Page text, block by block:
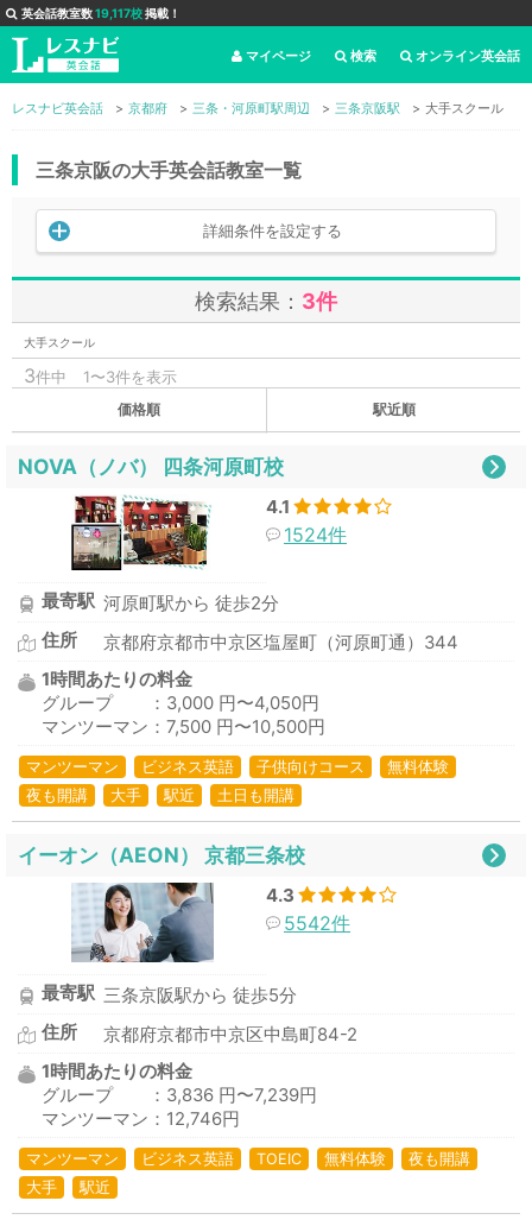
英会話教室数19,117校掲載！
オンライン英会話
検索
マイページ
レスナビ英会話 京都府 三条・河原町駅周辺 三条京阪駅 大手スクール
三条京阪の大手英会話教室一覧
詳細条件を設定する
検索結果： 3件
大手スクール
3件中 1〜3件を表示
価格順 駅近順
NOVA（ノバ） 四条河原町校
4.1
1524件
最寄駅 河原町駅から 徒歩2分
住所
京都府京都市中京区塩屋町（河原町通）344
1時間あたりの料金
グループ ：3,000 円〜4,050円
マンツーマン：7,500 円〜10,500円
マンツーマン ビジネス英語 子供向けコース
無料体験
夜も開講
大手 駅近 土日も開講
イーオン（AEON） 京都三条校
4.3
5542件
最寄駅 三条京阪駅から 徒歩5分
住所
京都府京都市中京区中島町84-2
1時間あたりの料金
グループ ：3,836 円〜7,239円
マンツーマン：12,746円
マンツーマン ビジネス英語 TOEIC 無料体験
夜も開講
大手
駅近